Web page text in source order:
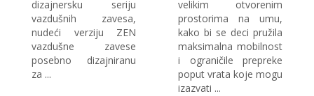
dizajnersku seriju
vazdušnih zavesa,
nudeći verziju ZEN
vazdušne zavese
posebno dizajniranu
za ...
velikim otvorenim
prostorima na umu,
kako bi se deci pružila
maksimalna mobilnost
i ograničile prepreke
poput vrata koje mogu
izazvati ...